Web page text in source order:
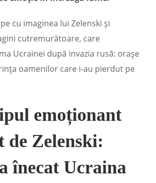
cu imaginea lui Zelenski și
cutremurătoare, care
Ucrainei după invazia rusă: orașe
oamenilor care i-au pierdut pe
emoționant
de Zelenski:
înecat Ucraina